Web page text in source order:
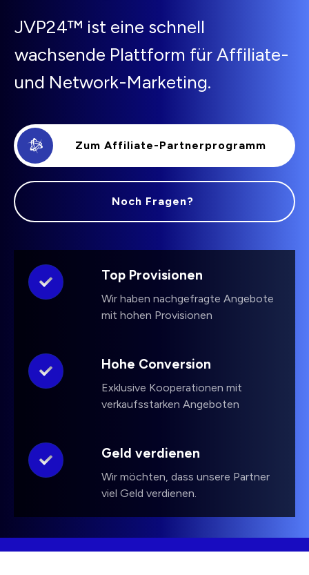
JVP24™ ist eine schnell
wachsende Plattform für Affiliate-
und Network-Marketing.
Zum Affiliate-Partnerprogramm
Noch Fragen?
Top Provisionen
Wir haben nachgefragte Angebote
mit hohen Provisionen
Hohe Conversion
Exklusive Kooperationen mit
verkaufsstarken Angeboten
Geld verdienen
Wir möchten, dass unsere Partner
viel Geld verdienen.